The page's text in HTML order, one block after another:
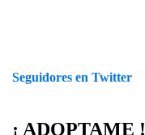
Seguidores en Twitter
¡ ADOPTAME !